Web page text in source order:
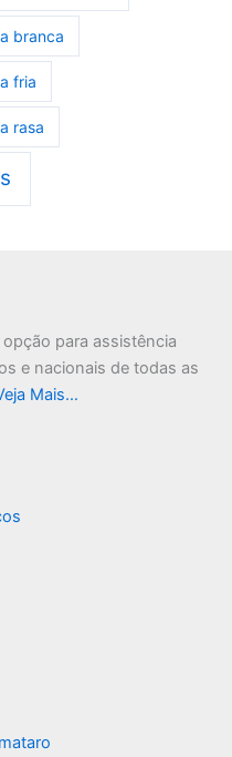
branca
fria
rasa
para assistência
e nacionais de todas as
Mais…